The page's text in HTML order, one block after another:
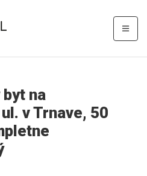
na
ul. v Trnave, 50